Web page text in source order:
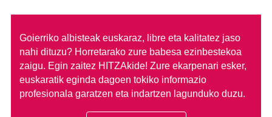
Goierriko albisteak euskaraz, libre eta kalitatez jaso
nahi dituzu? Horretarako zure babesa ezinbestekoa
zaigu. Egin zaitez HITZAkide! Zure ekarpenari esker,
euskaratik eginda dagoen tokiko informazio
profesionala garatzen eta indartzen lagunduko duzu.